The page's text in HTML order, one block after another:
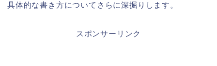
具体的な書き方についてさらに深掘りします。
スポンサーリンク